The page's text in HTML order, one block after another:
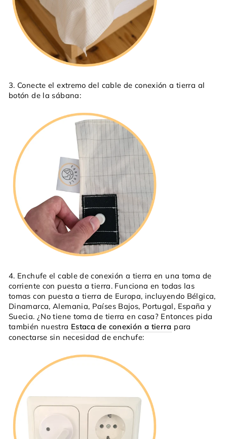
3. Conecte el extremo del cable de conexión a tierra al
botón de la sábana:
4. Enchufe el cable de conexión a tierra en una toma de
corriente con puesta a tierra. Funciona en todas las
tomas con puesta a tierra de Europa, incluyendo Bélgica,
Dinamarca, Alemania, Países Bajos, Portugal, España y
Suecia. ¿No tiene toma de tierra en casa? Entonces pida
también nuestra Estaca de conexión a tierra para
conectarse sin necesidad de enchufe: